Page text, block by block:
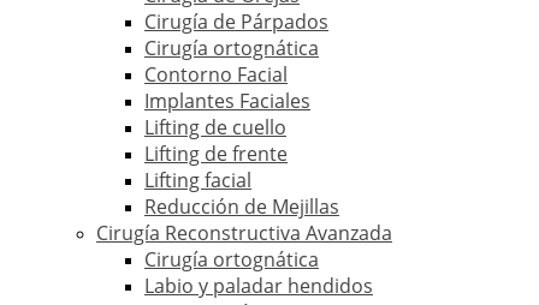
Cirugía de Párpados
Cirugía ortognática
Contorno Facial
Implantes Faciales
Lifting de cuello
Lifting de frente
Lifting facial
Reducción de Mejillas
Cirugía Reconstructiva Avanzada
Cirugía ortognática
Labio y paladar hendidos